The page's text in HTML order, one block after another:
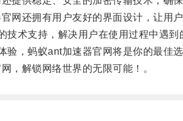
还拥有用户友好的界面设计，让用户
术支持，解决用户在使用过程中遇到
，蚂蚁ant加速器官网将是你的最佳选
解锁网络世界的无限可能！。